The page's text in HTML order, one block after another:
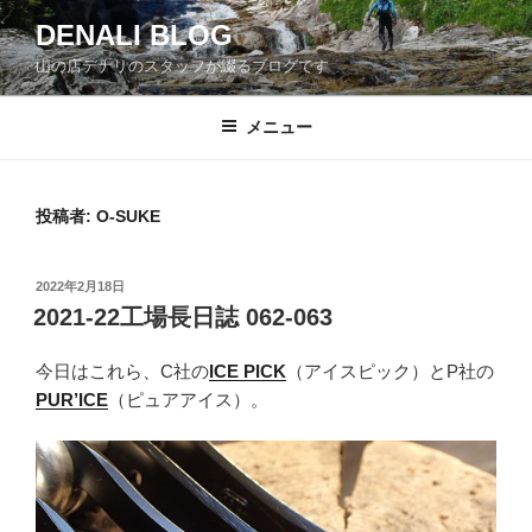
コ
ン
テ
ン
DENALI BLOG
山の店デナリのスタッフが綴るブログです
メニュー
投稿者: O-SUKE
投
稿
日:
2022年2月18日
2021-22工場長日誌 062-063
今日はこれら、C社のICE PICK （アイスピック）とP社の
PUR’ICE （ピュアアイス）。